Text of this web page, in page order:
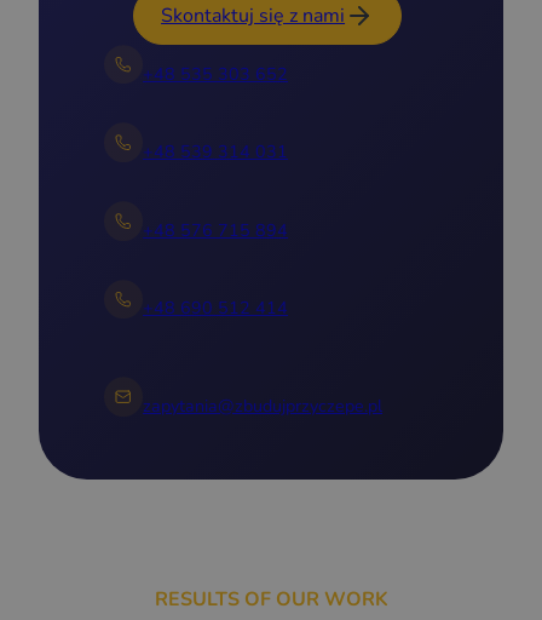
Skontaktuj się z nami
+48 535 303 652
+48 539 314 031
+48 576 715 894
+48 690 512 414
zapytania@zbudujprzyczepe.pl
RESULTS OF OUR WORK